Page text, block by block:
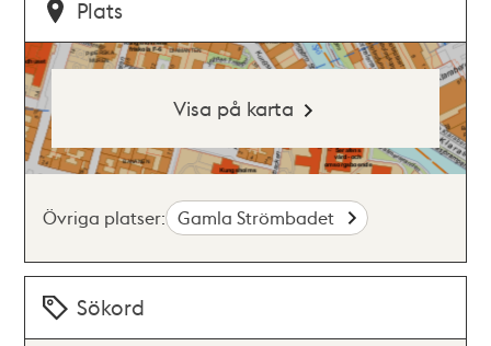
Plats
Visa på karta
Övriga platser: Gamla Strömbadet
Sökord